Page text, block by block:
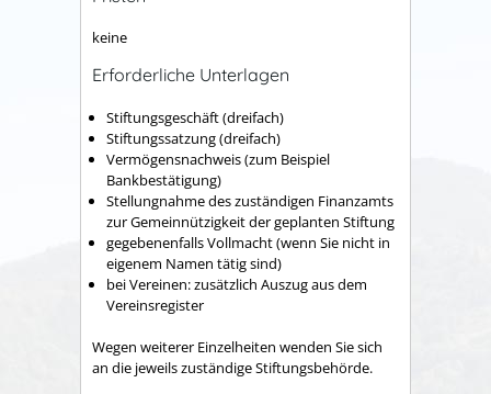
keine
Erforderliche Unterlagen
Stiftungsgeschäft (dreifach)
Stiftungssatzung (dreifach)
Vermögensnachweis (zum Beispiel
Bankbestätigung)
Stellungnahme des zuständigen Finanzamts
zur Gemeinnützigkeit der geplanten Stiftung
gegebenenfalls Vollmacht (wenn Sie nicht in
eigenem Namen tätig sind)
bei Vereinen: zusätzlich Auszug aus dem
Vereinsregister
Wegen weiterer Einzelheiten wenden Sie sich
an die jeweils zuständige Stiftungsbehörde.